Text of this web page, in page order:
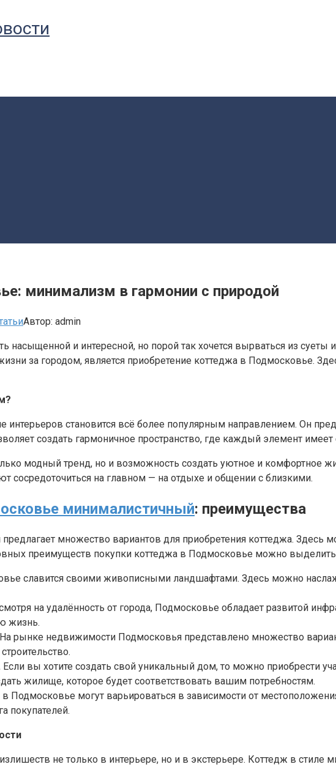
минимализм в гармонии с природой
Автор: admin
и интересной, но порой так хочется вырваться из суеты
за городом, является приобретение коттеджа в Подмосковье.
интерьеров становится всё более популярным направлением. Он
создать гармоничное пространство, где каждый элемент
модный тренд, но и возможность создать уютное и
сосредоточиться на главном — на отдыхе и общении с близкими.
минималистичный: преимущества
множество вариантов для приобретения коттеджа.
преимуществ покупки коттеджа в Подмосковье можно
славится своими живописными ландшафтами. Здесь можно
на удалённость от города, Подмосковье обладает развитой
жизнь.
На рынке недвижимости Подмосковья представлено множество
Если вы хотите создать свой уникальный дом, то можно приобрести
жилище, которое будет соответствовать вашим потребностям.
Подмосковье могут варьироваться в зависимости от
покупателей.
не только в интерьере, но и в экстерьере. Коттедж в